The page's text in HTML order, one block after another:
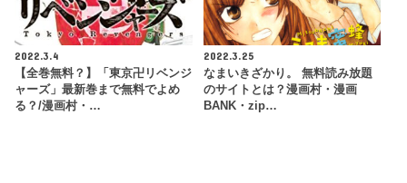
2022.3.4
【全巻無料？】「東京卍リベンジ
ャーズ」最新巻まで無料でよめ
る？/漫画村・…
2022.3.25
なまいきざかり。 無料読み放題
のサイトとは？漫画村・漫画
BANK・zip…